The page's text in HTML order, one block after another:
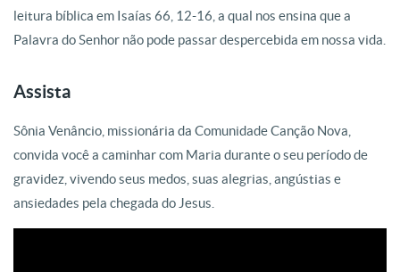
leitura bíblica em Isaías 66, 12-16, a qual nos ensina que a
Palavra do Senhor não pode passar despercebida em nossa vida.
Assista
Sônia Venâncio, missionária da Comunidade Canção Nova,
convida você a caminhar com Maria durante o seu período de
gravidez, vivendo seus medos, suas alegrias, angústias e
ansiedades pela chegada do Jesus.